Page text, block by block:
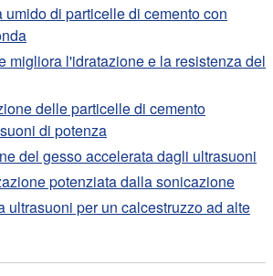
umido di particelle di cemento con
migliora l'idratazione e la resistenza del
delle particelle di cemento
di potenza
del gesso accelerata dagli ultrasuoni
potenziata dalla sonicazione
ultrasuoni per un calcestruzzo ad alte